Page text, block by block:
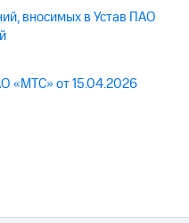
вносимых в Устав ПАО
«МТС» от 15.04.2026